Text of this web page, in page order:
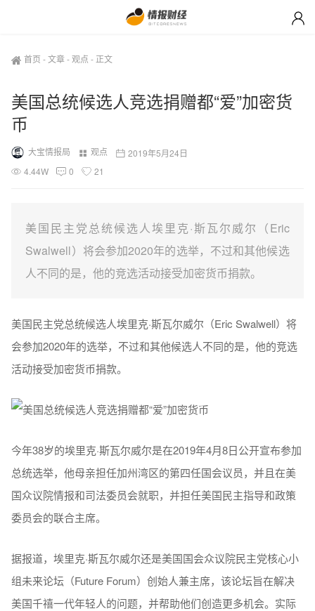
首页 -文章-观点 - 正文
美国总统候选人竞选捐赠都“爱”加密货
币
大宝情报局 观点
2019年5月24日
4.44W
0 21
美国民主党总统候选人埃里克·斯瓦尔威尔（Eric
Swalwell）将会参加2020年的选举，不过和其他候选
人不同的是，他的竞选活动接受加密货币捐款。
美国民主党总统候选人埃里克·斯瓦尔威尔（Eric Swalwell）将
会参加2020年的选举，不过和其他候选人不同的是，他的竞选
活动接受加密货币捐款。
今年38岁的埃里克·斯瓦尔威尔是在2019年4月8日公开宣布参加
总统选举，他母亲担任加州湾区的第四任国会议员，并且在美
国众议院情报和司法委员会就职，并担任美国民主指导和政策
委员会的联合主席。
据报道，埃里克·斯瓦尔威尔还是美国国会众议院民主党核心小
组未来论坛（Future Forum）创始人兼主席，该论坛旨在解决
美国千禧一代年轻人的问题，并帮助他们创造更多机会。实际